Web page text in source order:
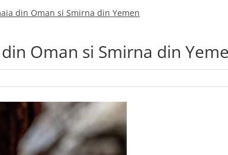
din Oman si Smirna din Yemen
Oman si Smirna din